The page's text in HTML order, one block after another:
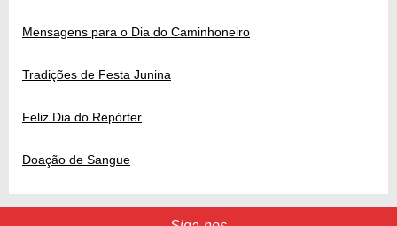
Mensagens para o Dia do Caminhoneiro
Tradições de Festa Junina
Feliz Dia do Repórter
Doação de Sangue